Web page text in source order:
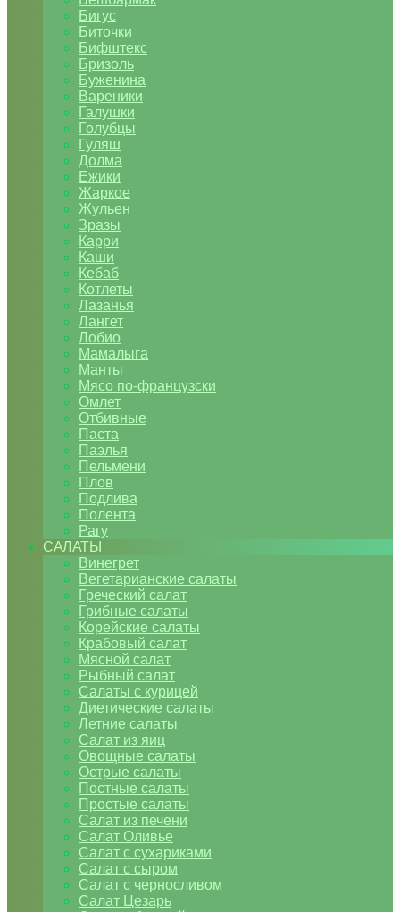
Бигус
Биточки
Бифштекс
Бризоль
Буженина
Вареники
Галушки
Голубцы
Гуляш
Долма
Ежики
Жаркое
Жульен
Зразы
Карри
Каши
Кебаб
Котлеты
Лазанья
Лангет
Лобио
Мамалыга
Манты
Мясо по-французски
Омлет
Отбивные
Паста
Паэлья
Пельмени
Плов
Подлива
Полента
Рагу
САЛАТЫ
Винегрет
Вегетарианские салаты
Греческий салат
Грибные салаты
Корейские салаты
Крабовый салат
Мясной салат
Рыбный салат
Салаты с курицей
Диетические салаты
Летние салаты
Салат из яиц
Овощные салаты
Острые салаты
Постные салаты
Простые салаты
Салат из печени
Салат Оливье
Салат с сухариками
Салат с сыром
Салат с черносливом
Салат Цезарь